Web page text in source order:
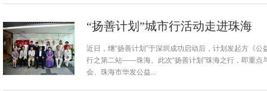
“扬善计划”城市行活动走进珠海
近日，继“扬善计划”于深圳成功启动后，计划发起方《公
行之第二站——珠海。此次“扬善计划”珠海之行，即重点
会、珠海市华发公益...